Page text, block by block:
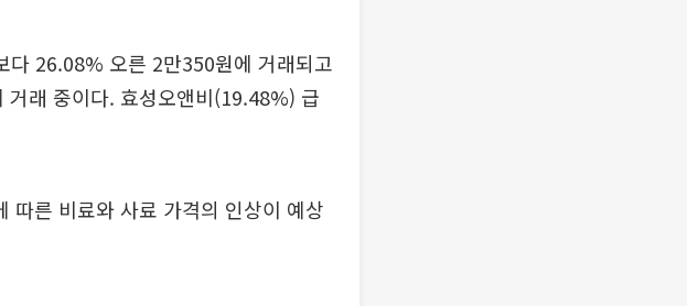
다 26.08% 오른 2만350원에 거래되고
래 중이다. 효성오앤비(19.48%) 급
따른 비료와 사료 가격의 인상이 예상